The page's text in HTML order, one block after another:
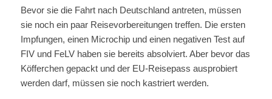
Bevor sie die Fahrt nach Deutschland antreten, müssen
sie noch ein paar Reisevorbereitungen treffen. Die ersten
Impfungen, einen Microchip und einen negativen Test auf
FIV und FeLV haben sie bereits absolviert. Aber bevor das
Köfferchen gepackt und der EU-Reisepass ausprobiert
werden darf, müssen sie noch kastriert werden.